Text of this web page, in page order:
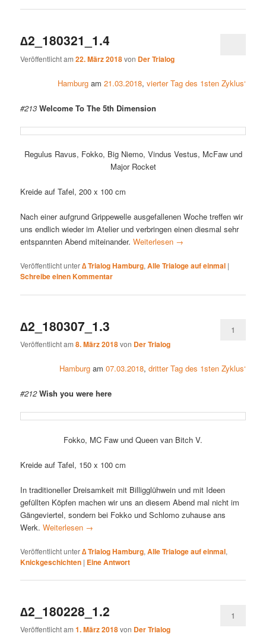
∆2_180321_1.4
Veröffentlicht am22. März 2018von Der Trialog
Hamburgam 21.03.2018, vierter Tag des 1sten Zyklus‘
#213 Welcome To The 5th Dimension
Regulus Ravus, Fokko, Big Niemo, Vindus Vestus, McFaw und
Major Rocket
Kreide auf Tafel, 200 x 100 cm
Nach einer aufgrund Grippewelle ausgefallenen Woche treffen wir
uns endlich wieder im Atelier und verbringen einen diesmal sehr
entspannten Abend miteinander.Weiterlesen →
Veröffentlicht unter∆ Trialog Hamburg,Alle Trialoge auf einmal |
Schreibe einen Kommentar
∆2_180307_1.3
Veröffentlicht am8. März 2018von Der Trialog
1
Hamburgam 07.03.2018, dritter Tag des 1sten Zyklus‘
#212 Wish you were here
Fokko, MC Faw und Queen van Bitch V.
Kreide auf Tafel, 150 x 100 cm
In traditioneller Dreisamkeit mit Billigglühwein und mit Ideen
gefüllten Köpfen machen wir uns an diesem Abend mal nicht im
Gängeviertel, sondern bei Fokko und Schlomo zuhause ans
Werk.Weiterlesen →
Veröffentlicht unter∆ Trialog Hamburg,Alle Trialoge auf einmal,
Knickgeschichten | EineAntwort
∆2_180228_1.2
Veröffentlicht am1. März 2018von Der Trialog
1